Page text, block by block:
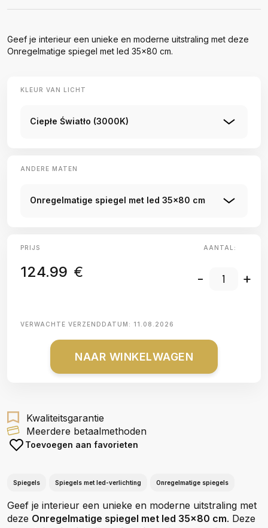
Geef je interieur een unieke en moderne uitstraling met deze
Onregelmatige spiegel met led 35x80 cm.
KLEUR VAN LICHT
Ciepłe Światło (3000K)
ANDERE MATEN
Onregelmatige spiegel met led 35x80 cm
PRIJS
124.99 €
AANTAL:
- +
VERWACHTE VERZENDDATUM: 11.08.2026
NAAR WINKELWAGEN
Kwaliteitsgarantie
Meerdere betaalmethoden
Toevoegen aan favorieten
Spiegels Spiegels met led-verlichting Onregelmatige spiegels
Geef je interieur een unieke en moderne uitstraling met
deze Onregelmatige spiegel met led 35x80 cm. Deze